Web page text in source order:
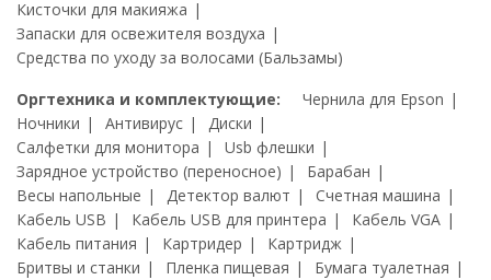
Кисточки для макияжа
Запаски для освежителя воздуха
Средства по уходу за волосами (Бальзамы)
Оргтехника и комплектующие:
Чернила для Epson
Ночники
Антивирус
Диски
Салфетки для монитора
Usb флешки
Зарядное устройство (переносное)
Барабан
Весы напольные
Детектор валют
Счетная машина
Кабель USB
Кабель USB для принтера
Кабель VGA
Кабель питания
Картридер
Картридж
Бритвы и станки
Пленка пищевая
Бумага туалетная